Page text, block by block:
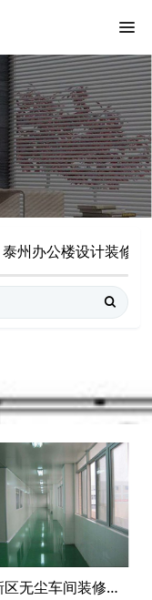
泰州办公楼设计装修
镇江新区无尘车间装修洁净度不合格有哪些原因导致的